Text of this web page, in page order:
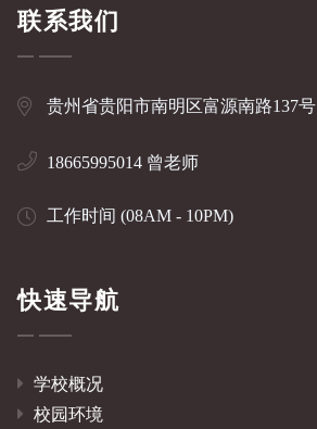
联系我们
贵州省贵阳市南明区富源南路137号
18665995014 曾老师
工作时间 (08AM - 10PM)
快速导航
学校概况
校园环境